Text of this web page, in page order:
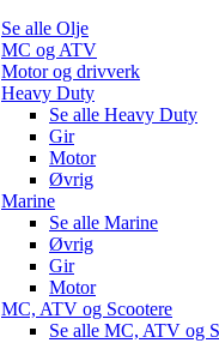
Se alle Olje
MC og ATV
Motor og drivverk
Heavy Duty
Se alle Heavy Duty
Gir
Motor
Øvrig
Marine
Se alle Marine
Øvrig
Gir
Motor
MC, ATV og Scootere
Se alle MC, ATV og